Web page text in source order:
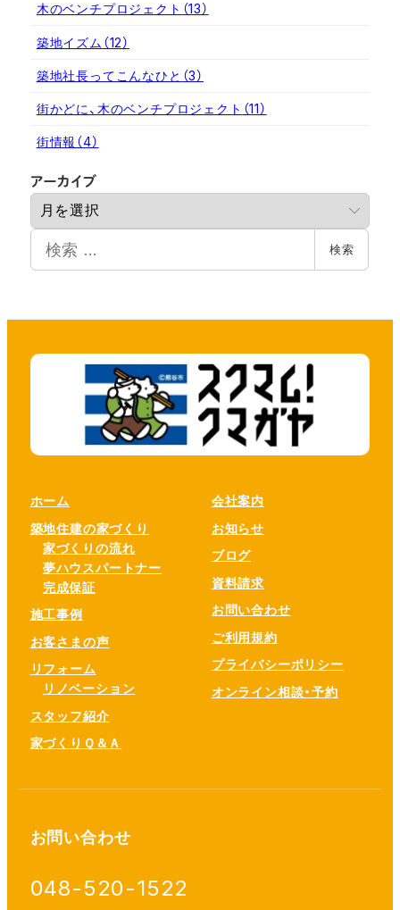
木のベンチプロジェクト （13）
築地イズム （12）
築地社長ってこんなひと （3）
街かどに、木のベンチプロジェクト （11）
街情報 （4）
アーカイブ
カ
検索
ホーム
築地住建の家づくり
家づくりの流れ
夢ハウスパートナー
完成保証
施工事例
お客さまの声
リフォーム
リノベーション
スタッフ紹介
家づくりＱ＆Ａ
会社案内
お知らせ
ブログ
資料請求
お問い合わせ
ご利用規約
プライバシーポリシー
オンライン相談・予約
お問い合わせ
048-520-1522